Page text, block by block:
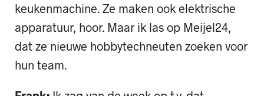
keukenmachine. Ze maken ook elektrische
apparatuur, hoor. Maar ik las op Meijel24,
dat ze nieuwe hobbytechneuten zoeken voor
hun team.